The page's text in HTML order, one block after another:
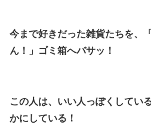
今まで好きだった雑貨たちを、
ん！」ゴミ箱へバサッ！
この人は、いい人っぽくしてい
かにしている！